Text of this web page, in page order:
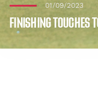
01/09/2023
FINISHING TOUCHES